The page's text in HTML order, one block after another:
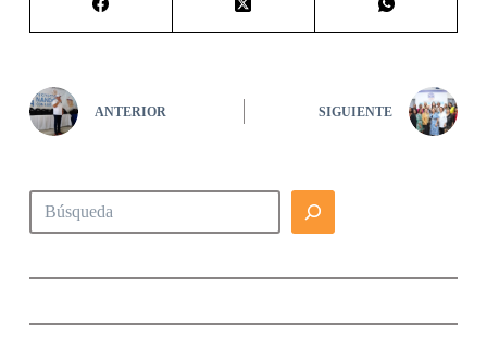
ANTERIOR SIGUIENTE
Buscar